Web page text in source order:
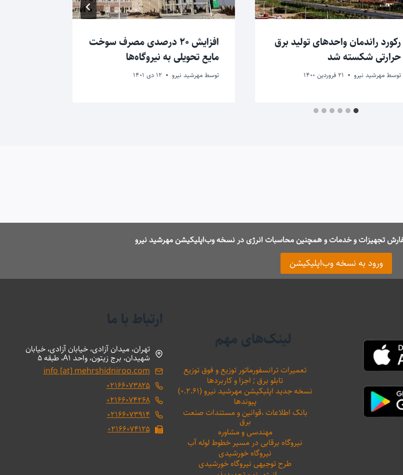
رکورد راندمان واحدهای تولید برق
حرارتی شکسته شد
توسط مهرشید نیرو 21 فروردین 1400
افزایش ۲۰ درصدی مصرف سوخت
مایع تحویلی به نیروگاه‌ها
توسط مهرشید نیرو 12 دی 1401
تجهیزات و خدمات و همچنین محاسبات انرژی در نسخه وب‌اپلیکیشن مهرشید نیرو
ورود به نسخه وب‌اپلیکیشن
لینک‌های مهم
تعمیرات ترانسفورماتور توزیع و فوق توزیع
تابلو برق ; اجزا و کاربردها
نسخه جدید اپلیکیشن مهرشید نیرو (۰.۲.۶۱)
پیوندها
بانک اطلاعات ،‌قوانین و مستندات صنعت
برق
مهندسی و مشاوره
نیروگاه برقابی در مسیر خطوط لوله آب
نیروگاه خورشیدی
طرح توجیهی نیروگاه خورشیدی
ارتباط با ما
تهران، میدان آزادی، خیابان آزادی، خیابان
شهیدان، برج زیتون، واحد A1، طبقه 5
info [at] mehrshidniroo.com
۰۲۱۶۶۰۷۳۸۲۵
۰۲۱۶۶۰۷۴۲۶۸
۰۲۱۶۶۰۷۳۹۱۴
۰۲۱۶۶۰۷۴۱۲۵